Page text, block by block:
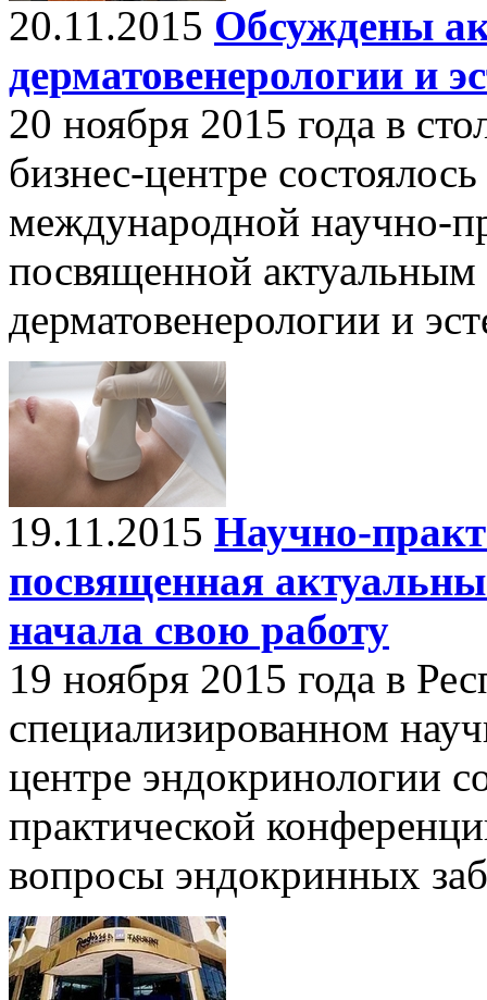
20.11.2015 Обсуждены
дерматовенерологии и
20 ноября 2015 года в
бизнес-центре
международной научно-
посвященной
дерматовенерологии и
19.11.2015 Научно-
посвященная
начала свою работу
19 ноября 2015 года в
специализированном
центре эндокринологии
практической
вопросы эндокринных